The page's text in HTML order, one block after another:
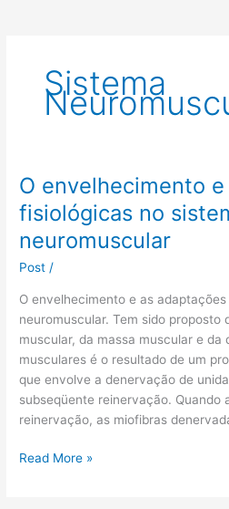
Sistema
O envelhecimento
fisiológicas no
neuromuscular
Post /
O envelhecimento e as
neuromuscular. Tem sido proposto
muscular, da massa muscular e da
musculares é o resultado de um
que envolve a denervação de
subseqüente reinervação. Quando
reinervação, as miofibras
O
envelhecimento
e
as
adaptações
no
sistema
neuromuscular
Read More »